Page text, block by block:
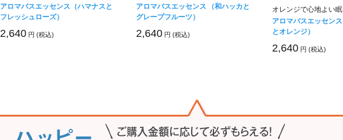
アロマバスエッセンス（ハマナスと
フレッシュローズ）
2,640 円 (税込)
アロマバスエッセンス （和ハッカと
グレープフルーツ）
2,640 円 (税込)
オレンジで心地よい
アロマバスエッセン
とオレンジ）
2,640 円 (税込)